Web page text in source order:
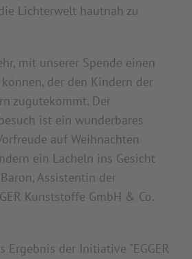
Lichterwelt hautnah zu
mit unserer Spende einen
der den Kindern der
zugutekommt. Der
ist ein wunderbares
auf Weihnachten
ein Lächeln ins Gesicht
Assistentin der
Kunststoffe GmbH & Co.
Ergebnis der Initiative "EGGER